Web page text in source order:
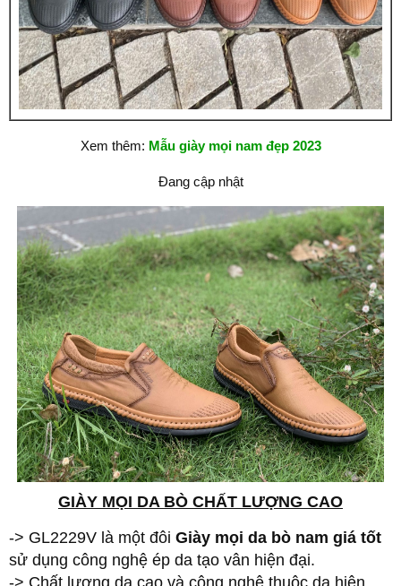
Xem thêm: Mẫu giày mọi nam đẹp 2023
Đang cập nhật
GIÀY MỌI DA BÒ CHẤT LƯỢNG CAO
-> GL2229V là một đôi Giày mọi da bò nam giá tốt
sử dụng công nghệ ép da tạo vân hiện đại.